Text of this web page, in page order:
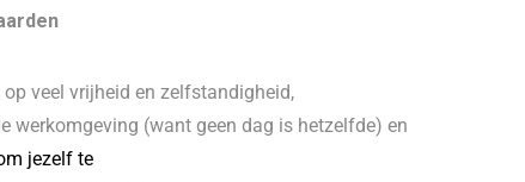
veel vrijheid en zelfstandigheid,
werkomgeving (want geen dag is hetzelfde) en
jezelf te